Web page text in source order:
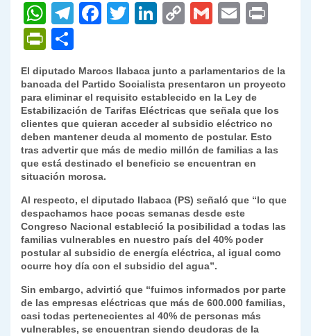
W
h
at
s
A
p
p
T
gr
a
m
F
e
b
o
o
k
T
er
Li
e
dI
n
C
y
Li
n
k
G
l
E
l
P
ri
nt
Fr
ie
n
dl
y
o
m
p
ar
tir
El diputado Marcos Ilabaca junto a parlamentarios de la
bancada del Partido Socialista presentaron un proyecto
para eliminar el requisito establecido en la Ley de
Estabilización de Tarifas Eléctricas que señala que los
clientes que quieran acceder al subsidio eléctrico no
deben mantener deuda al momento de postular. Esto
tras advertir que más de medio millón de familias a las
que está destinado el beneficio se encuentran en
situación morosa.
Al respecto, el diputado Ilabaca (PS) señaló que “lo que
despachamos hace pocas semanas desde este
Congreso Nacional estableció la posibilidad a todas las
familias vulnerables en nuestro país del 40% poder
postular al subsidio de energía eléctrica, al igual como
ocurre hoy día con el subsidio del agua”.
Sin embargo, advirtió que “fuimos informados por parte
de las empresas eléctricas que más de 600.000 familias,
casi todas pertenecientes al 40% de personas más
vulnerables, se encuentran siendo deudoras de la